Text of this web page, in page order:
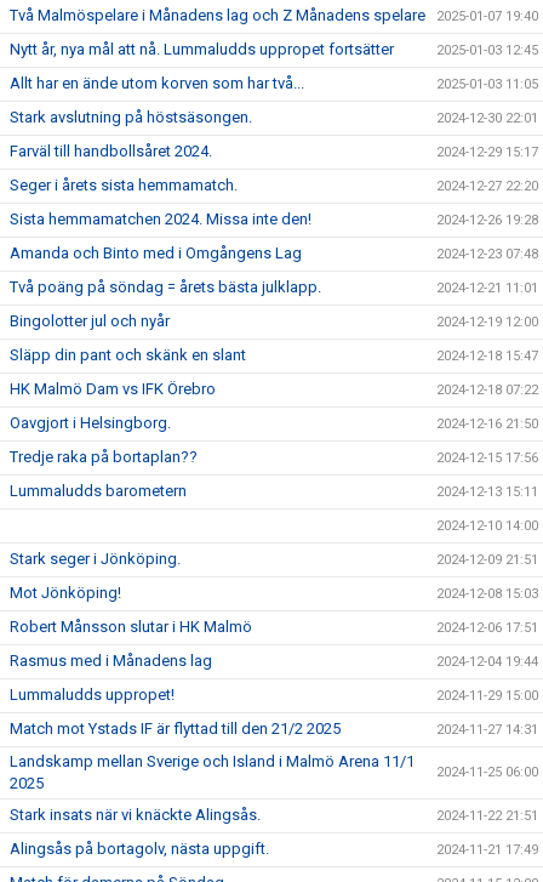
Två Malmöspelare i Månadens lag och Z Månadens spelare 2025-01-07 19:40
Nytt år, nya mål att nå. Lummaludds uppropet fortsätter 2025-01-03 12:45
Allt har en ände utom korven som har två... 2025-01-03 11:05
Stark avslutning på höstsäsongen. 2024-12-30 22:01
Farväl till handbollsåret 2024. 2024-12-29 15:17
Seger i årets sista hemmamatch. 2024-12-27 22:20
Sista hemmamatchen 2024. Missa inte den! 2024-12-26 19:28
Amanda och Binto med i Omgångens Lag 2024-12-23 07:48
Två poäng på söndag = årets bästa julklapp. 2024-12-21 11:01
Bingolotter jul och nyår 2024-12-19 12:00
Släpp din pant och skänk en slant 2024-12-18 15:47
HK Malmö Dam vs IFK Örebro 2024-12-18 07:22
Oavgjort i Helsingborg. 2024-12-16 21:50
Tredje raka på bortaplan?? 2024-12-15 17:56
Lummaludds barometern 2024-12-13 15:11
2024-12-10 14:00
Stark seger i Jönköping. 2024-12-09 21:51
Mot Jönköping! 2024-12-08 15:03
Robert Månsson slutar i HK Malmö 2024-12-06 17:51
Rasmus med i Månadens lag 2024-12-04 19:44
Lummaludds uppropet! 2024-11-29 15:00
Match mot Ystads IF är flyttad till den 21/2 2025 2024-11-27 14:31
Landskamp mellan Sverige och Island i Malmö Arena 11/1
2025
2024-11-25 06:00
Stark insats när vi knäckte Alingsås. 2024-11-22 21:51
Alingsås på bortagolv, nästa uppgift. 2024-11-21 17:49